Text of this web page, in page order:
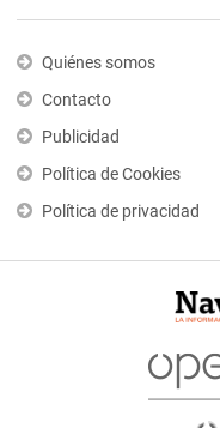
Quiénes somos
Contacto
Publicidad
Política de Cookies
Política de privacidad